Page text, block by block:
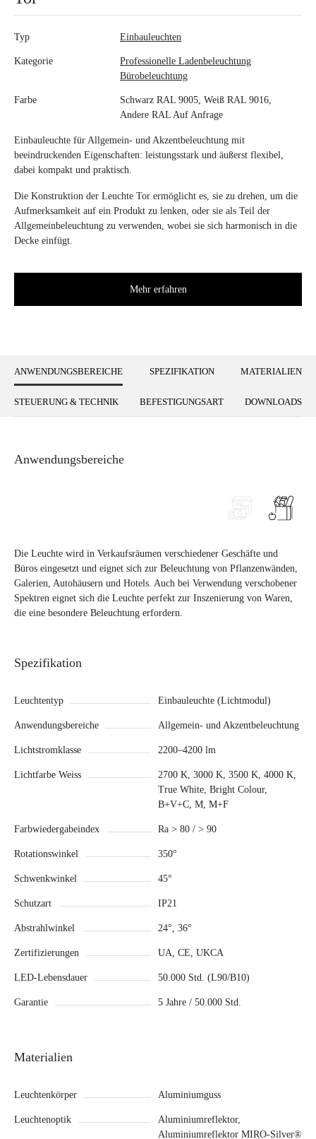
Typ Einbauleuchten
Kategorie
Professionelle Ladenbeleuchtung
Bürobeleuchtung
Farbe
Schwarz RAL 9005, Weiß RAL 9016,
Andere RAL Auf Anfrage
Einbauleuchte für Allgemein- und Akzentbeleuchtung mit
beeindruckenden Eigenschaften: leistungsstark und äußerst flexibel,
dabei kompakt und praktisch.
Die Konstruktion der Leuchte Tor ermöglicht es, sie zu drehen, um die
Aufmerksamkeit auf ein Produkt zu lenken, oder sie als Teil der
Allgemeinbeleuchtung zu verwenden, wobei sie sich harmonisch in die
Decke einfügt.
Mehr erfahren
ANWENDUNGSBEREICHE SPEZIFIKATION MATERIALIEN
STEUERUNG & TECHNIK BEFESTIGUNGSART DOWNLOADS
Anwendungsbereiche
Die Leuchte wird in Verkaufsräumen verschiedener Geschäfte und
Büros eingesetzt und eignet sich zur Beleuchtung von Pflanzenwänden,
Galerien, Autohäusern und Hotels. Auch bei Verwendung verschobener
Spektren eignet sich die Leuchte perfekt zur Inszenierung von Waren,
die eine besondere Beleuchtung erfordern.
Spezifikation
Leuchtentyp Einbauleuchte (Lichtmodul)
Anwendungsbereiche Allgemein- und Akzentbeleuchtung
Lichtstromklasse 2200–4200 lm
Lichtfarbe Weiss
2700 K, 3000 K, 3500 K, 4000 K,
True White, Bright Colour,
B+V+C, M, M+F
Farbwiedergabeindex Ra > 80 / > 90
Rotationswinkel 350°
Schwenkwinkel 45°
Schutzart IP21
Abstrahlwinkel 24°, 36°
Zertifizierungen UA, CE, UKCA
LED-Lebensdauer 50.000 Std. (L90/B10)
Garantie 5 Jahre / 50.000 Std.
Materialien
Leuchtenkörper Aluminiumguss
Leuchtenoptik
Aluminiumreflektor,
Aluminiumreflektor MIRO-Silver®